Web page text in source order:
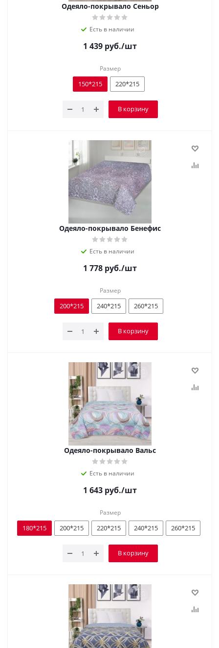
Одеяло-покрывало Сеньор
Есть в наличии
1 439 руб./шт
Размер
150*215 220*215
В корзину
Одеяло-покрывало Бенефис
Есть в наличии
1 778 руб./шт
Размер
200*215 240*215 260*215
В корзину
Одеяло-покрывало Вальс
Есть в наличии
1 643 руб./шт
Размер
180*215 200*215 220*215 240*215 260*215
В корзину